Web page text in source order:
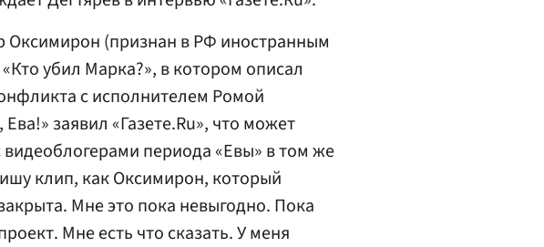
Оксимирон (признан в РФ иностранным
убил Марка?», в котором описал
с исполнителем Ромой
заявил «Газете.Ru», что может
видеоблогерами периода «Евы» в том же
клип, как Оксимирон, который
Мне это пока невыгодно. Пока
Мне есть что сказать. У меня